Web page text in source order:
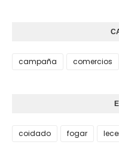
campaña comercios
coidado fogar